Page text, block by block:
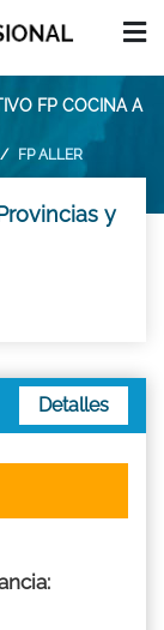
FP COCINA A
FP ALLER
y
Detalles